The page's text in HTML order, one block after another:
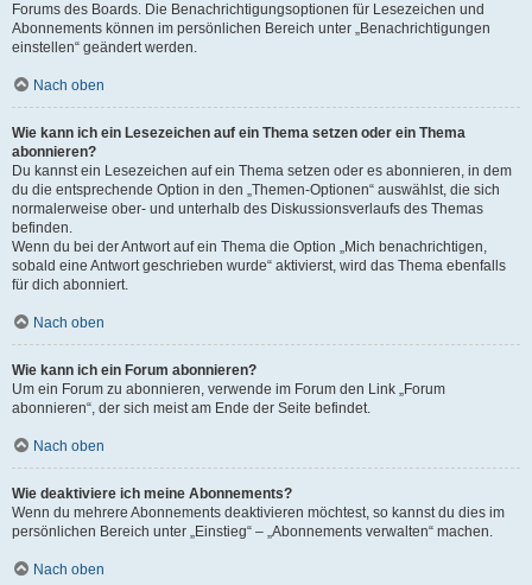
Forums des Boards. Die Benachrichtigungsoptionen für Lesezeichen und
Abonnements können im persönlichen Bereich unter „Benachrichtigungen
einstellen“ geändert werden.
Nach oben
Wie kann ich ein Lesezeichen auf ein Thema setzen oder ein Thema
abonnieren?
Du kannst ein Lesezeichen auf ein Thema setzen oder es abonnieren, in dem
du die entsprechende Option in den „Themen-Optionen“ auswählst, die sich
normalerweise ober- und unterhalb des Diskussionsverlaufs des Themas
befinden.
Wenn du bei der Antwort auf ein Thema die Option „Mich benachrichtigen,
sobald eine Antwort geschrieben wurde“ aktivierst, wird das Thema ebenfalls
für dich abonniert.
Nach oben
Wie kann ich ein Forum abonnieren?
Um ein Forum zu abonnieren, verwende im Forum den Link „Forum
abonnieren“, der sich meist am Ende der Seite befindet.
Nach oben
Wie deaktiviere ich meine Abonnements?
Wenn du mehrere Abonnements deaktivieren möchtest, so kannst du dies im
persönlichen Bereich unter „Einstieg“ – „Abonnements verwalten“ machen.
Nach oben